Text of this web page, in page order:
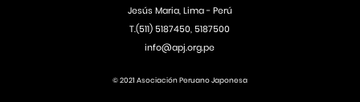
Jesús Maria, Lima - Perú
T.(511) 5187450, 5187500
info@apj.org.pe
© 2021 Asociación Peruano Japonesa